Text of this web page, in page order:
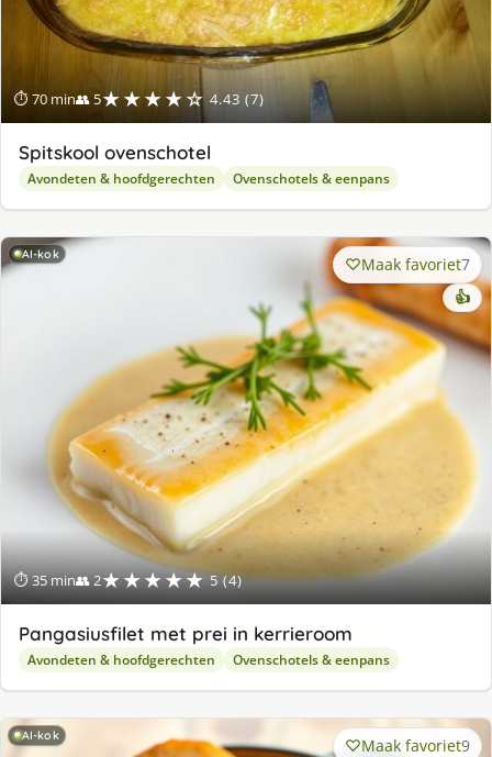
⏱ 70 min👥 5★★★★☆ 4.43 (7)
Spitskool ovenschotel
Avondeten & hoofdgerechten Ovenschotels & eenpans
AI-kok
⏱ 35 min👥 2★★★★★ 5 (4)
Maak favoriet7
👍
Pangasiusfilet met prei in kerrieroom
Avondeten & hoofdgerechten Ovenschotels & eenpans
AI-kok Maak favoriet9